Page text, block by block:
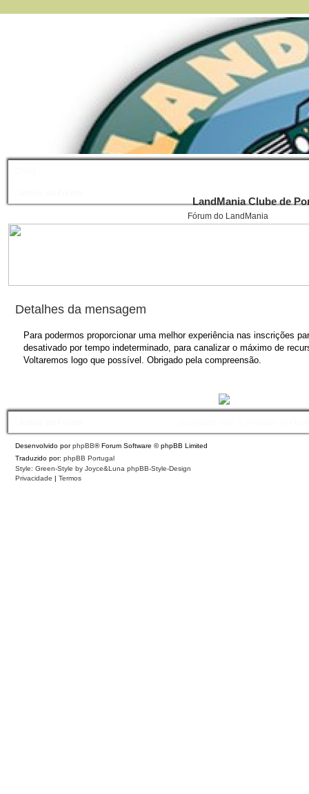
LandMania Clube de
Fórum do LandMania
Detalhes da mensagem
Para podermos proporcionar uma melhor experiência nas inscrições
desativado por tempo indeterminado, para canalizar o máximo de
Voltaremos logo que possível. Obrigado pela compreensão.
Desenvolvido porphpBB® Forum Software © phpBB Limited
Traduzido por: phpBB Portugal
Style: Green-Style by Joyce&Luna phpBB-Style-Design
Privacidade | Termos